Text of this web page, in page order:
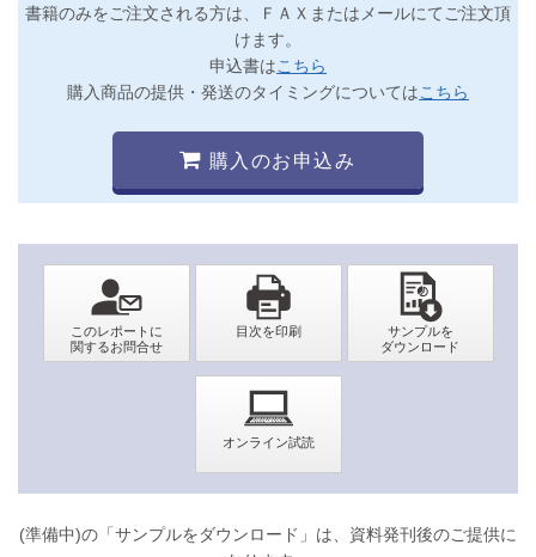
書籍のみをご注文される方は、ＦＡＸまたはメールにてご注文頂
けます。
申込書はこちら
購入商品の提供・発送のタイミングについてはこちら
購入のお申込み
(準備中)の「サンプルをダウンロード」は、資料発刊後のご提供に